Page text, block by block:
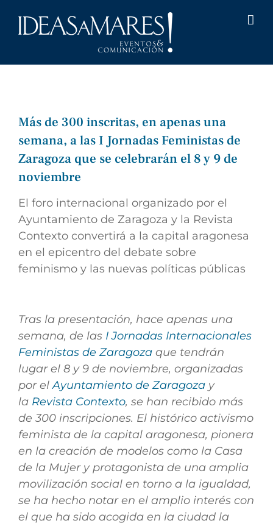
Más de 300 inscritas, en apenas una
semana, a las I Jornadas Feministas de
Zaragoza que se celebrarán el 8 y 9 de
noviembre
El foro internacional organizado por el
Ayuntamiento de Zaragoza y la Revista
Contexto convertirá a la capital aragonesa
en el epicentro del debate sobre
feminismo y las nuevas políticas públicas
Tras la presentación, hace apenas una
semana, de las I Jornadas Internacionales
Feministas de Zaragoza que tendrán
lugar el 8 y 9 de noviembre, organizadas
por elAyuntamiento de Zaragoza y
la Revista Contexto, se han recibido más
de 300 inscripciones. El histórico activismo
feminista de la capital aragonesa, pionera
en la creación de modelos como la Casa
de la Mujer y protagonista de una amplia
movilización social en torno a la igualdad,
se ha hecho notar en el amplio interés con
el que ha sido acogida en la ciudad la